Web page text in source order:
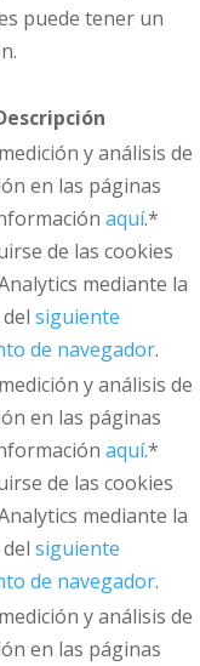
puede tener un
y análisis de
en las páginas
aquí.*
de las cookies
mediante la
siguiente
de navegador.
y análisis de
en las páginas
aquí.*
de las cookies
mediante la
siguiente
de navegador.
y análisis de
en las páginas